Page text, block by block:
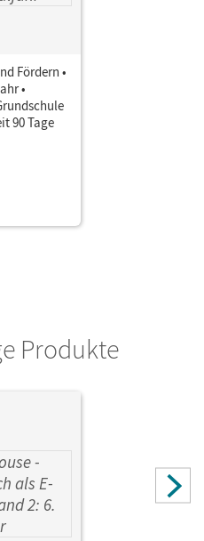
Fördern •
•
90 Tage
Produkte